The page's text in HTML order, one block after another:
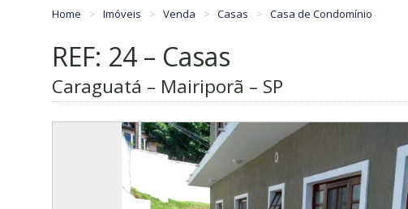
Home Imóveis Venda Casas Casa de Condomínio
REF: 24 – Casas
Caraguatá – Mairiporã – SP